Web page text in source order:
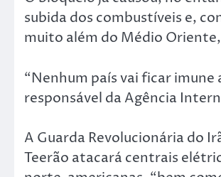
subida dos combustíveis e,
muito além do Médio
“Nenhum país vai ficar
responsável da Agência
A Guarda Revolucionária do
Teerão atacará centrais